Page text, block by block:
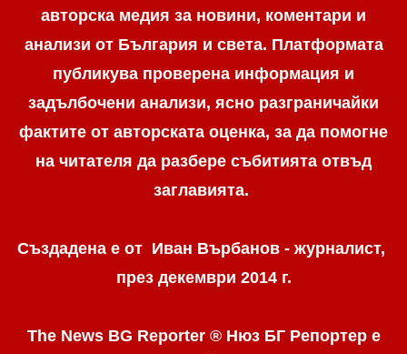
авторска медия за новини, коментари и
анализи от България и света. Платформата
публикува проверена информация и
задълбочени анализи, ясно разграничaйки
фактите от авторската оценка, за да помогне
на читателя да разбере събитията отвъд
заглавията.
Създадена е от Иван Върбанов - журналист,
през декември 2014 г.
The News BG Reporter ® Нюз БГ Репортере